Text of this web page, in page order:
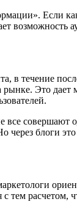
Если
возможность
в течение
Это дает
все совершают
через блоги
с тем расчетом,